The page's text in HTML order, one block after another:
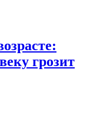
грозит